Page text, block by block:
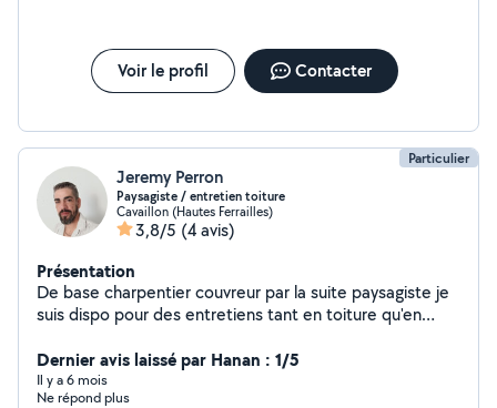
Voir le profil Contacter
Particulier
Jeremy Perron
Paysagiste / entretien toiture
Cavaillon (Hautes Ferrailles)
3,8/5 (4 avis)
Présentation
De base charpentier couvreur par la suite paysagiste je
suis dispo pour des entretiens tant en toiture qu'en
Dernier avis laissé par Hanan : 1/5
Il y a 6 mois
Ne répond plus